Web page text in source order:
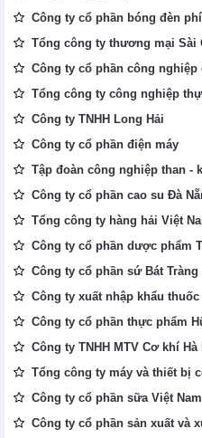
Công ty cổ phần bóng đèn
Tổng công ty thương mại Sài
Công ty cổ phần công nghiệp
Tổng công ty công nghiệp
Công ty TNHH Long Hải
Công ty cổ phần điện máy
Tập đoàn công nghiệp than -
Công ty cổ phần cao su Đà
Tổng công ty hàng hải Việt
Công ty cổ phần dược phẩm
Công ty cổ phần sứ Bát Tràng
Công ty xuất nhập khẩu thuốc
Công ty cổ phần thực phẩm
Công ty TNHH MTV Cơ khí Hà
Tổng công ty máy và thiết bị
Công ty cổ phần sữa Việt Nam
Công ty cổ phần sản xuất và